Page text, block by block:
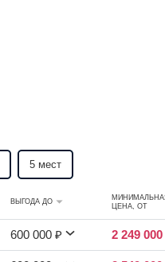
5 мест
ВЫГОДА ДО
ЦЕНА, ОТ
600 000 ₽ 2 249